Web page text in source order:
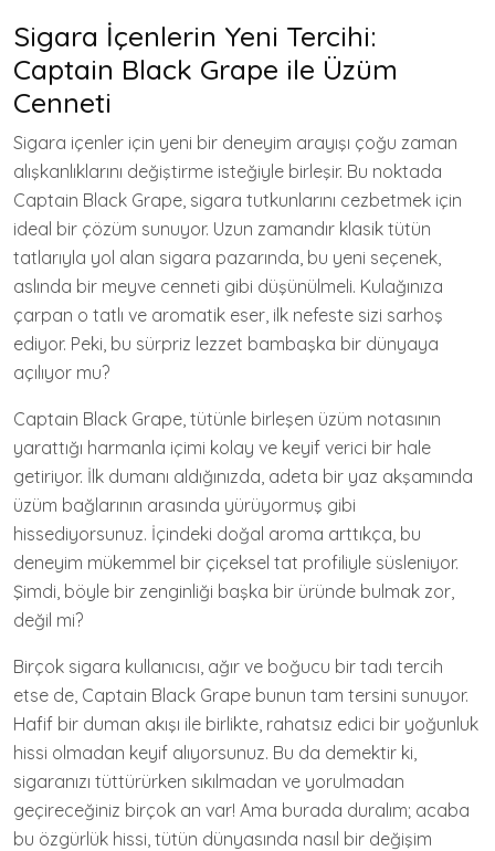
Sigara İçenlerin Yeni Tercihi:
Captain Black Grape ile Üzüm
Cenneti
Sigara içenler için yeni bir deneyim arayışı çoğu zaman
alışkanlıklarını değiştirme isteğiyle birleşir. Bu noktada
Captain Black Grape, sigara tutkunlarını cezbetmek için
ideal bir çözüm sunuyor. Uzun zamandır klasik tütün
tatlarıyla yol alan sigara pazarında, bu yeni seçenek,
aslında bir meyve cenneti gibi düşünülmeli. Kulağınıza
çarpan o tatlı ve aromatik eser, ilk nefeste sizi sarhoş
ediyor. Peki, bu sürpriz lezzet bambaşka bir dünyaya
açılıyor mu?
Captain Black Grape, tütünle birleşen üzüm notasının
yarattığı harmanla içimi kolay ve keyif verici bir hale
getiriyor. İlk dumanı aldığınızda, adeta bir yaz akşamında
üzüm bağlarının arasında yürüyormuş gibi
hissediyorsunuz. İçindeki doğal aroma arttıkça, bu
deneyim mükemmel bir çiçeksel tat profiliyle süsleniyor.
Şimdi, böyle bir zenginliği başka bir üründe bulmak zor,
değil mi?
Birçok sigara kullanıcısı, ağır ve boğucu bir tadı tercih
etse de, Captain Black Grape bunun tam tersini sunuyor.
Hafif bir duman akışı ile birlikte, rahatsız edici bir yoğunluk
hissi olmadan keyif alıyorsunuz. Bu da demektir ki,
sigaranızı tüttürürken sıkılmadan ve yorulmadan
geçireceğiniz birçok an var! Ama burada duralım; acaba
bu özgürlük hissi, tütün dünyasında nasıl bir değişim